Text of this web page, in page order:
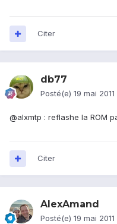
Citer
db77
Posté(e) 19 mai 2011
@alxmtp : reflashe la ROM
Citer
AlexAmand
Posté(e) 19 mai 2011